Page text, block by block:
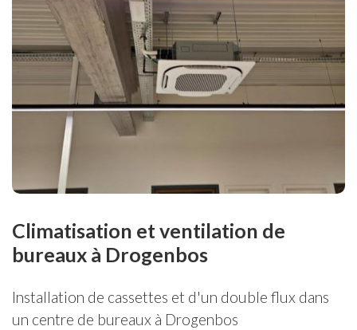
Climatisation et ventilation de
bureaux à Drogenbos
Installation de cassettes et d'un double flux dans
un centre de bureaux à Drogenbos